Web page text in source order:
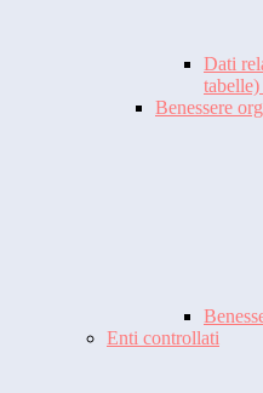
Dati
tabelle)
Benessere
Enti controllati